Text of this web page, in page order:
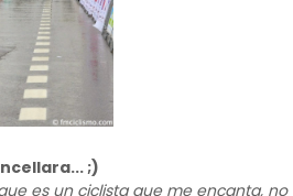
;)
es un ciclista que me encanta, no